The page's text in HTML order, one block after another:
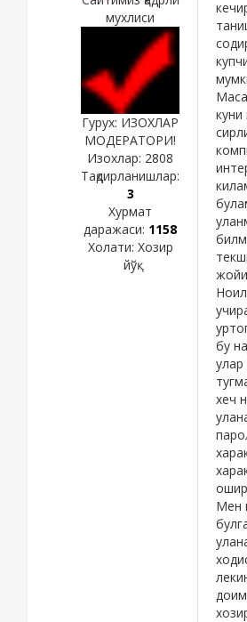
мухлиси
Гурух: ИЗОХЛАР
МОДЕРАТОРИ!
Изохлар: 2808
Тақдирланишлар:
3
Хурмат
даражаси: 1158
Холати: Хозир
йўқ
бу
хеч
Мен